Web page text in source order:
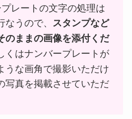
レートの文字の処理は
うので、 スタンプなど
のままの画像を添付くだ
くはナンバープレートが
うな画角で撮影いただけ
写真を掲載させていただ